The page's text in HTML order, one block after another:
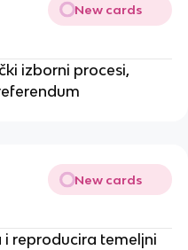
New cards
izborni procesi,
New cards
i reproducira temeljni